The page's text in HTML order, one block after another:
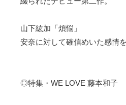
山下紘加「煩悩」
安奈に対して確信めいた感情
◎特集・WE LOVE 藤本和子